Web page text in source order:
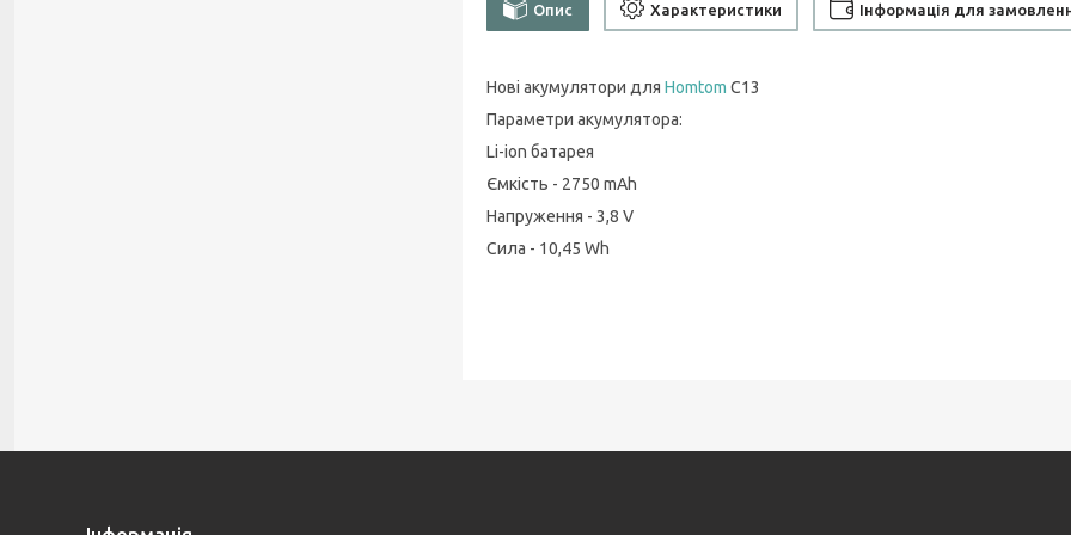
Опис Характеристики Інформація для
Нові акумулятори для Homtom C13
Параметри акумулятора:
Li-ion батарея
Ємкість - 2750 mAh
Напруження - 3,8 V
Сила - 10,45 Wh